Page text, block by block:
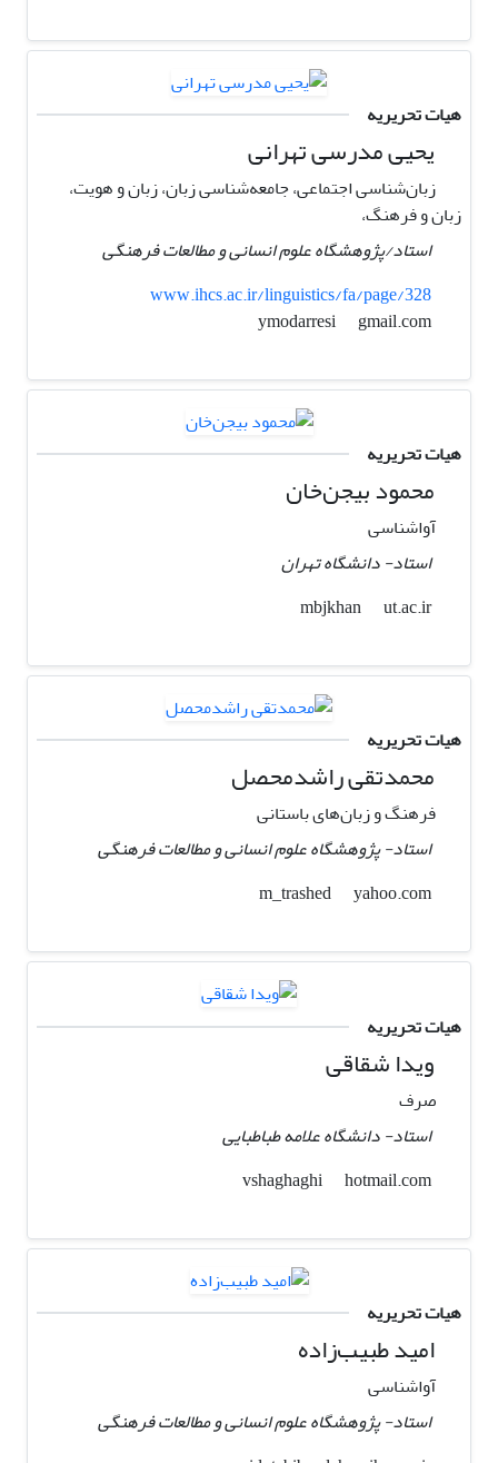
هیات تحریریه
یحیی مدرسی تهرانی
زبان‌شناسی اجتماعی، جامعه‌شناسی زبان، زبان و هویت،
زبان و فرهنگ،
استاد/پژوهشگاه علوم انسانی و مطالعات فرهنگی
www.ihcs.ac.ir/linguistics/fa/page/328
gmail.com
هیات تحریریه
محمود بیجن‌خان
آواشناسی
استاد- دانشگاه تهران
mbjkhan
ut.ac.ir
هیات تحریریه
محمدتقی راشدمحصل
فرهنگ و زبان‌های باستانی
استاد- پژوهشگاه علوم انسانی و مطالعات فرهنگی
yahoo.com
هیات تحریریه
ویدا شقاقی
صرف
استاد- دانشگاه علامه طباطبایی
hotmail.com
هیات تحریریه
امید طبیب‌زاده
آواشناسی
استاد- پژوهشگاه علوم انسانی و مطالعات فرهنگی